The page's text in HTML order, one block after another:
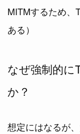
MITMするため、
ある）
なぜ強制的に
か？
想定にはなるが